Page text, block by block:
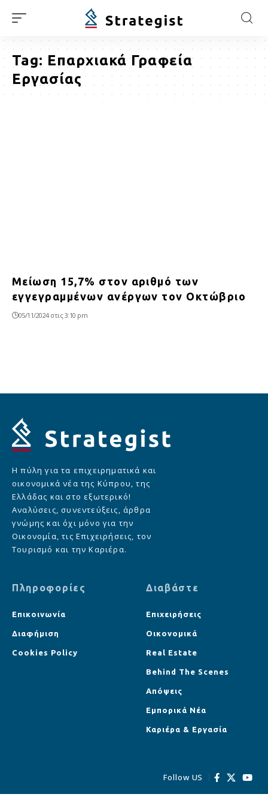
Tag: Επαρχιακά Γραφεία
Εργασίας
Μείωση 15,7% στον αριθμό των
εγγεγραμμένων ανέργων τον Οκτώβριο
05/11/2024 στις 3:10 pm
Η πύλη για τα επιχειρηματικά και
οικονομικά νέα της Κύπρου, της
Ελλάδας και στο εξωτερικό!
Αναλύσεις, συνεντεύξεις, άρθρα
γνώμης και όχι μόνο για την
Οικονομία, τις Επιχειρήσεις, τον
Τουρισμό και την Καριέρα.
Πληροφορίες
Επικοινωνία
Διαφήμιση
Cookies Policy
Διαβάστε
Επιχειρήσεις
Οικονομικά
Real Estate
Behind The Scenes
Απόψεις
Εμπορικά Νέα
Καριέρα & Εργασία
Follow US